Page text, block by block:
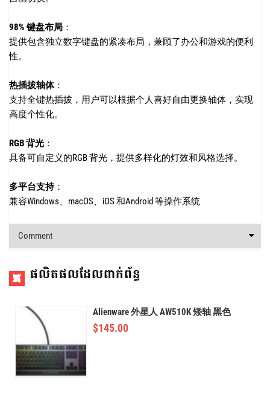
98% 键盘布局 ：
提供包含独立数字键盘的紧凑布局，兼顾了办公和游戏的便利
性。
热插拔轴体：
支持全键热插拔，用户可以根据个人喜好自由更换轴体，实现
高度个性化。
RGB 背光 ：
具备可自定义的RGB 背光，提供多样化的灯效和风格选择。
多平台支持：
兼容Windows、macOS、iOS 和Android 等操作系统
Comment
ផលិតផលដែលពាក់ព័ន្ធ
Alienware 外星人 AW510K 矮轴 黑色
$145.00